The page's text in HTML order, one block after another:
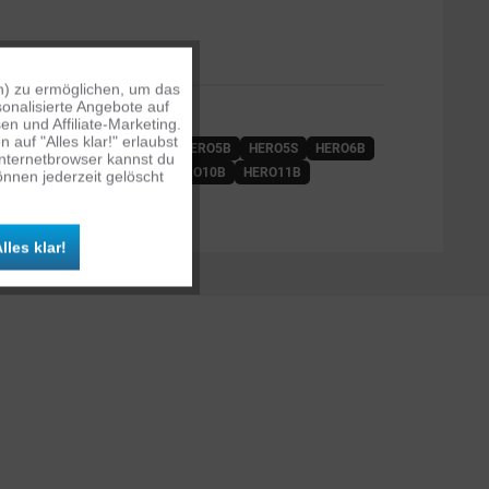
KAMERAS:
HERO3+ HERO4 HERO5B HERO5S
HERO6B
HERO8B HERO9B HERO10B
HERO11B
Aktiv
Inaktiv
Inaktiv
zu ermöglichen, um das
Angebote auf
und Affiliate-Marketing.
auf "Alles klar!" erlaubst
kannst du
jederzeit gelöscht
klar!